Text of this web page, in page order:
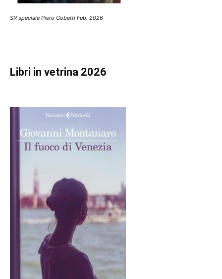
SR speciale Piero Gobetti Feb. 2026
Libri in vetrina 2026